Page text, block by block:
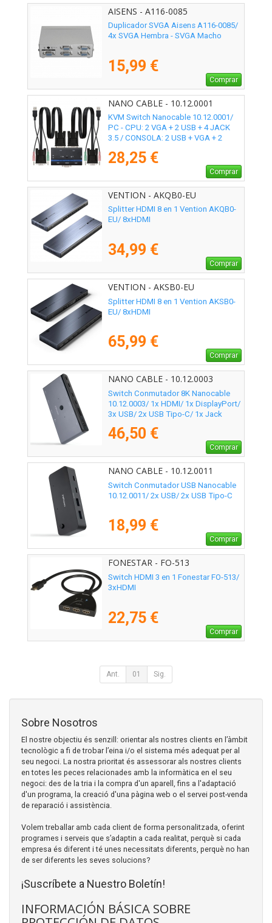
AISENS - A116-0085
Duplicador SVGA Aisens A116-0085/
4x SVGA Hembra - SVGA Macho
15,99 €
Comprar
NANO CABLE - 10.12.0001
KVM Switch Nanocable 10.12.0001/
PC - CPU: 2 VGA + 2 USB + 4 JACK
3.5 / CONSOLA: 2 USB + VGA + 2
28,25 €
Comprar
VENTION - AKQB0-EU
Splitter HDMI 8 en 1 Vention AKQB0-
EU/ 8xHDMI
34,99 €
Comprar
VENTION - AKSB0-EU
Splitter HDMI 8 en 1 Vention AKSB0-
EU/ 8xHDMI
65,99 €
Comprar
NANO CABLE - 10.12.0003
Switch Conmutador 8K Nanocable
10.12.0003/ 1x HDMI/ 1x DisplayPort/
3x USB/ 2x USB Tipo-C/ 1x Jack
46,50 €
Comprar
NANO CABLE - 10.12.0011
Switch Conmutador USB Nanocable
10.12.0011/ 2x USB/ 2x USB Tipo-C
18,99 €
Comprar
FONESTAR - FO-513
Switch HDMI 3 en 1 Fonestar FO-513/
3xHDMI
22,75 €
Comprar
Ant. 01 Sig.
Sobre Nosotros
El nostre objectiu és senzill: orientar als nostres clients en l’àmbit
tecnològic a fi de trobar l’eina i/o el sistema més adequat per al
seu negoci. La nostra prioritat és assessorar als nostres clients
en totes les peces relacionades amb la informàtica en el seu
negoci: des de la tria i la compra d'un aparell, fins a l'adaptació
d'un programa, la creació d'una pàgina web o el servei post-venda
de reparació i assistència.
Volem treballar amb cada client de forma personalitzada, oferint
programes i serveis que s’adaptin a cada realitat, perquè si cada
empresa és diferent i té unes necessitats diferents, perquè no han
de ser diferents les seves solucions?
¡Suscríbete a Nuestro Boletín!
INFORMACIÓN BÁSICA SOBRE